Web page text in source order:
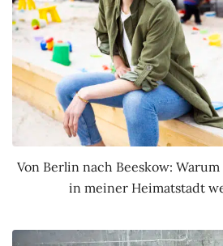
Von Berlin nach Beeskow:
in meiner Heimatstadt